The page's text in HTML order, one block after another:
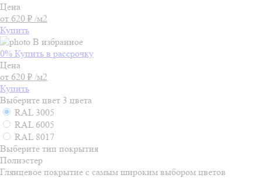
Цена
от 620 ₽ /м2
Купить
В избранное
0% Купить в рассрочку
Цена
от 620 ₽ /м2
Купить
Выберите цвет 3 цвета
RAL 3005
RAL 6005
RAL 8017
Выберите тип покрытия
Полиэстер
Глянцевое покрытие с самым широким выбором цветов